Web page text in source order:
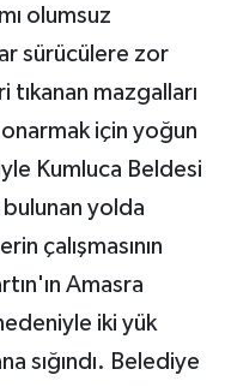
olumsuz
sürücülere zor
mazgalları
için yoğun
Kumluca Beldesi
bulunan yolda
çalışmasının
Amasra
iki yük
sığındı. Belediye